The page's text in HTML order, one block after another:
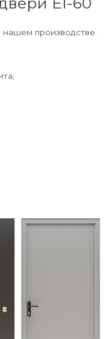
нашем производстве.